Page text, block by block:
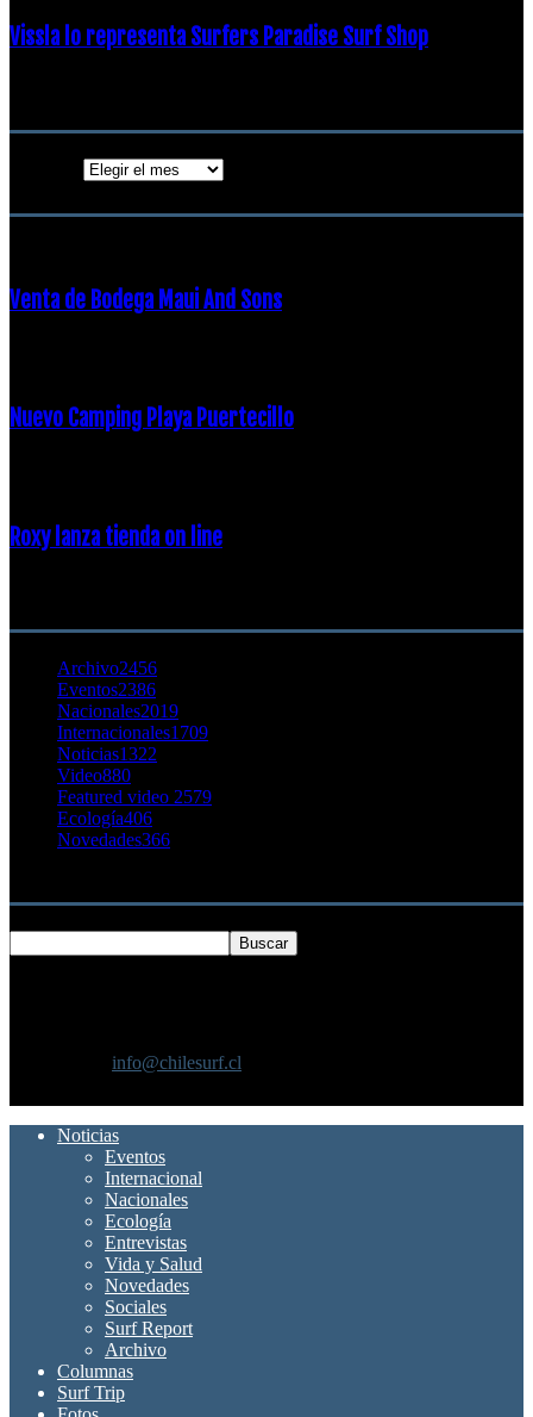
Vissla lo representa Surfers Paradise Surf Shop
Venta de Bodega Maui And Sons
Nuevo Camping Playa Puertecillo
Roxy lanza tienda on line
Archivo2456
Eventos2386
Nacionales2019
Internacionales1709
Noticias1322
Video880
Featured video 2579
Ecología406
Novedades366
info@chilesurf.cl
Noticias
Eventos
Internacional
Nacionales
Ecología
Entrevistas
Vida y Salud
Novedades
Sociales
Surf Report
Archivo
Columnas
Surf Trip